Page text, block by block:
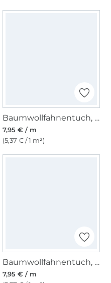
Baumwollfahnentuch, olivgrün
7,95 € / m
(5,37 € / 1 m²)
Baumwollfahnentuch, rotviolett
7,95 € / m